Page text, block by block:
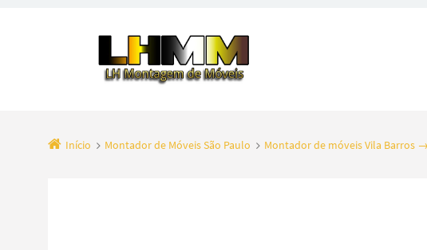
Início Montador de Móveis São Paulo Montador de móveis Vila Barros